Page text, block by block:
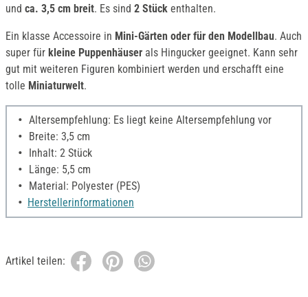
und ca. 3,5 cm breit. Es sind 2 Stück enthalten.
Ein klasse Accessoire in Mini-Gärten oder für den Modellbau. Auch
super für kleine Puppenhäuser als Hingucker geeignet. Kann sehr
gut mit weiteren Figuren kombiniert werden und erschafft eine
tolle Miniaturwelt.
Altersempfehlung: Es liegt keine Altersempfehlung vor
Breite: 3,5 cm
Inhalt: 2 Stück
Länge: 5,5 cm
Material: Polyester (PES)
Herstellerinformationen
Artikel teilen: